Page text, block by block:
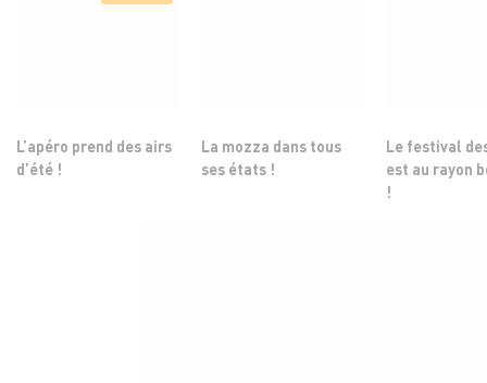
L’apéro prend des airs
d’été !
La mozza dans tous
ses états !
Le festival
est au rayon
!